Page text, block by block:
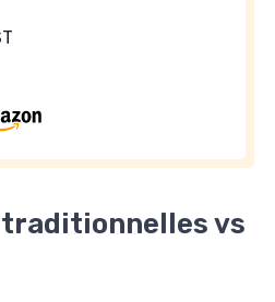
traditionnelles vs